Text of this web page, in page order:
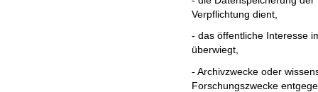
Verpflichtung dient,
- das öffentliche Interesse
überwiegt,
- Archivzwecke oder
Forschungszwecke